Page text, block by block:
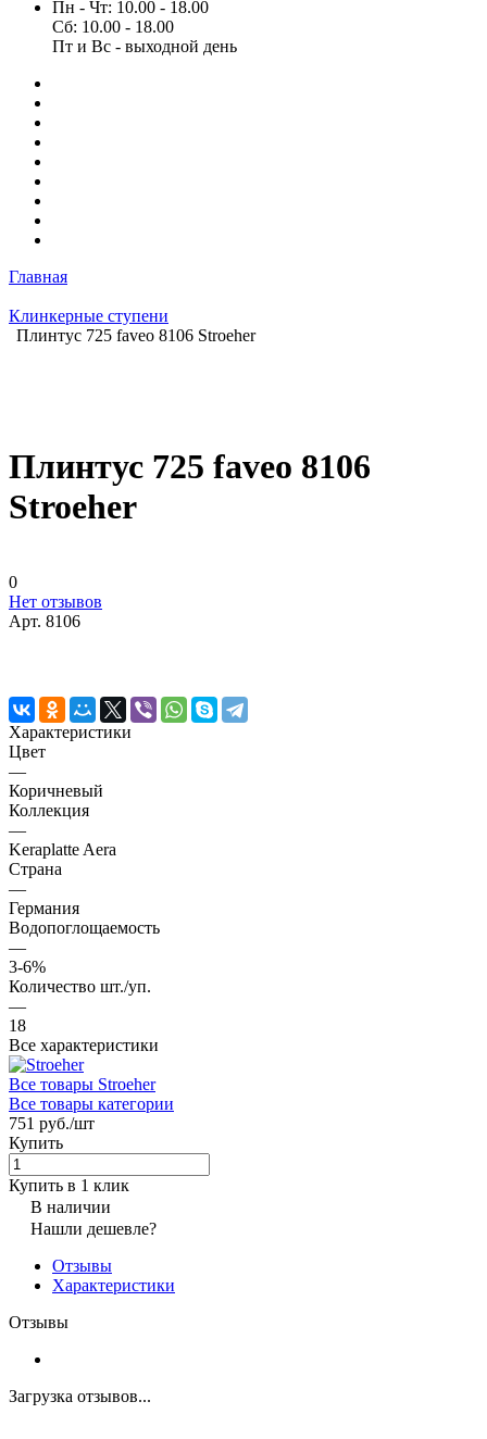
Пн - Чт: 10.00 - 18.00
Сб: 10.00 - 18.00
Пт и Вс - выходной день
Главная
Клинкерные ступени
Плинтус 725 faveo 8106 Stroeher
Плинтус 725 faveo 8106
Stroeher
0
Нет отзывов
Арт. 8106
Характеристики
Цвет
—
Коричневый
Коллекция
—
Keraplatte Aera
Страна
—
Германия
Водопоглощаемость
—
3-6%
Количество шт./уп.
—
18
Все характеристики
Все товары Stroeher
Все товары категории
751 руб./шт
Купить
Купить в 1 клик
В наличии
Нашли дешевле?
Отзывы
Характеристики
Отзывы
Загрузка отзывов...